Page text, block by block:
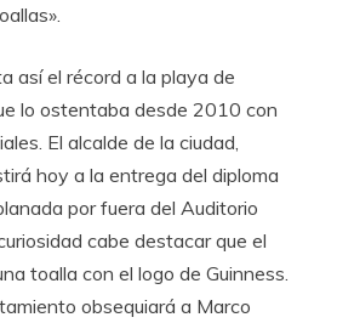
así el récord a la playa de
lo ostentaba desde 2010 con
El alcalde de la ciudad,
hoy a la entrega del diploma
por fuera del Auditorio
cabe destacar que el
toalla con el logo de Guinness.
obsequiará a Marco